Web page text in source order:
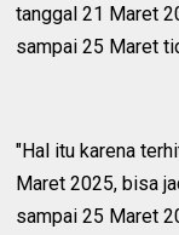
tanggal 21 Maret
sampai 25 Maret
"Hal itu karena
Maret 2025, bisa
sampai 25 Maret